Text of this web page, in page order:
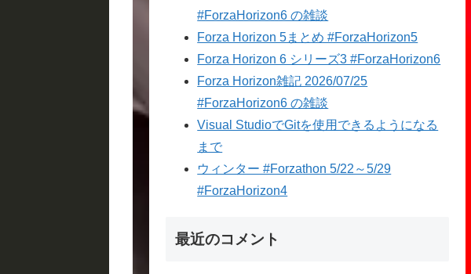
#ForzaHorizon6 の雑談
Forza Horizon 5まとめ #ForzaHorizon5
Forza Horizon 6 シリーズ3 #ForzaHorizon6
Forza Horizon雑記 2026/07/25
#ForzaHorizon6 の雑談
Visual StudioでGitを使用できるようになる
まで
ウィンター #Forzathon 5/22～5/29
#ForzaHorizon4
最近のコメント